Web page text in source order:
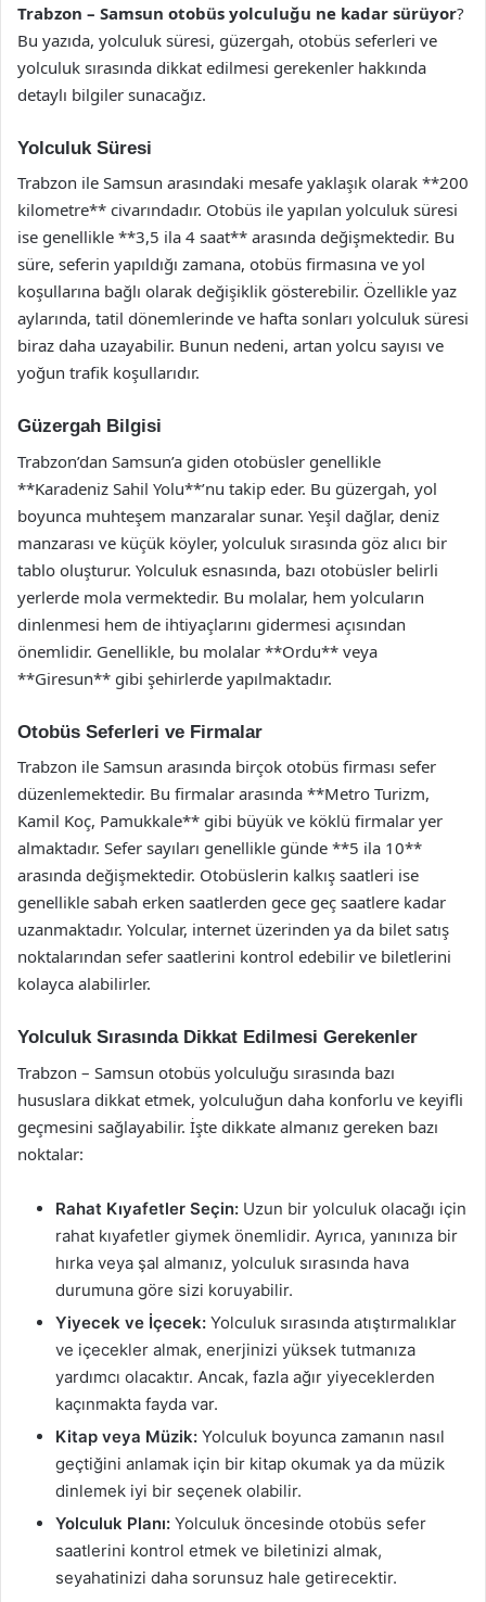
Trabzon – Samsun otobüs yolculuğu ne kadar sürüyor?
Bu yazıda, yolculuk süresi, güzergah, otobüs seferleri ve
yolculuk sırasında dikkat edilmesi gerekenler hakkında
detaylı bilgiler sunacağız.
Yolculuk Süresi
Trabzon ile Samsun arasındaki mesafe yaklaşık olarak **200
kilometre** civarındadır. Otobüs ile yapılan yolculuk süresi
ise genellikle **3,5 ila 4 saat** arasında değişmektedir. Bu
süre, seferin yapıldığı zamana, otobüs firmasına ve yol
koşullarına bağlı olarak değişiklik gösterebilir. Özellikle yaz
aylarında, tatil dönemlerinde ve hafta sonları yolculuk süresi
biraz daha uzayabilir. Bunun nedeni, artan yolcu sayısı ve
yoğun trafik koşullarıdır.
Güzergah Bilgisi
Trabzon’dan Samsun’a giden otobüsler genellikle
**Karadeniz Sahil Yolu**’nu takip eder. Bu güzergah, yol
boyunca muhteşem manzaralar sunar. Yeşil dağlar, deniz
manzarası ve küçük köyler, yolculuk sırasında göz alıcı bir
tablo oluşturur. Yolculuk esnasında, bazı otobüsler belirli
yerlerde mola vermektedir. Bu molalar, hem yolcuların
dinlenmesi hem de ihtiyaçlarını gidermesi açısından
önemlidir. Genellikle, bu molalar **Ordu** veya
**Giresun** gibi şehirlerde yapılmaktadır.
Otobüs Seferleri ve Firmalar
Trabzon ile Samsun arasında birçok otobüs firması sefer
düzenlemektedir. Bu firmalar arasında **Metro Turizm,
Kamil Koç, Pamukkale** gibi büyük ve köklü firmalar yer
almaktadır. Sefer sayıları genellikle günde **5 ila 10**
arasında değişmektedir. Otobüslerin kalkış saatleri ise
genellikle sabah erken saatlerden gece geç saatlere kadar
uzanmaktadır. Yolcular, internet üzerinden ya da bilet satış
noktalarından sefer saatlerini kontrol edebilir ve biletlerini
kolayca alabilirler.
Yolculuk Sırasında Dikkat Edilmesi Gerekenler
Trabzon – Samsun otobüs yolculuğu sırasında bazı
hususlara dikkat etmek, yolculuğun daha konforlu ve keyifli
geçmesini sağlayabilir. İşte dikkate almanız gereken bazı
noktalar:
Rahat Kıyafetler Seçin: Uzun bir yolculuk olacağı için
rahat kıyafetler giymek önemlidir. Ayrıca, yanınıza bir
hırka veya şal almanız, yolculuk sırasında hava
durumuna göre sizi koruyabilir.
Yiyecek ve İçecek: Yolculuk sırasında atıştırmalıklar
ve içecekler almak, enerjinizi yüksek tutmanıza
yardımcı olacaktır. Ancak, fazla ağır yiyeceklerden
kaçınmakta fayda var.
Kitap veya Müzik: Yolculuk boyunca zamanın nasıl
geçtiğini anlamak için bir kitap okumak ya da müzik
dinlemek iyi bir seçenek olabilir.
Yolculuk Planı: Yolculuk öncesinde otobüs sefer
saatlerini kontrol etmek ve biletinizi almak,
seyahatinizi daha sorunsuz hale getirecektir.